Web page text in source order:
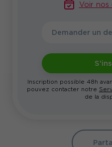
Voir nos
Demander un
Inscription possible 48h
pouvez contacter notre
de la